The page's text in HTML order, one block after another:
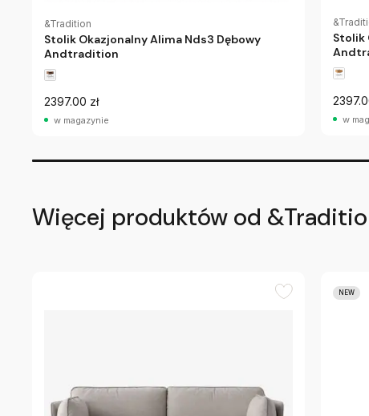
&Tradition
Stolik Okazjonalny Alima Nds3 Dębowy
Andtradition
2397.00 zł
w magazynie
Stolik
w
Więcej produktów od
NEW